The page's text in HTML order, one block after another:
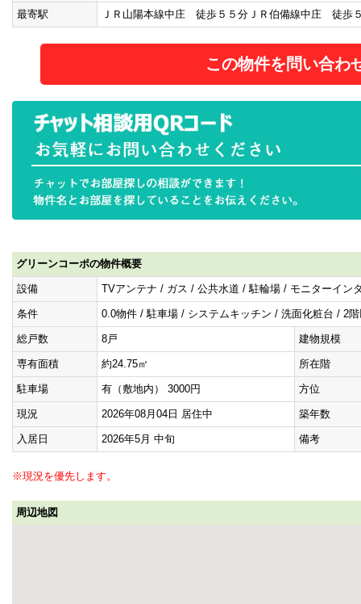
最寄駅 ＪＲ山陽本線中庄 徒歩５５分ＪＲ伯備線中庄 徒歩
この物件を問い合わ
グリーンコーポの物件概要
設備 TVアンテナ / ガス / 公共水道 / 駐輪場 / モニターイン
条件 0.0物件 / 駐車場 / システムキッチン / 洗面化粧台 / 2
総戸数 8戸 建物規模
専有面積 約24.75㎡ 所在階
駐車場 有（敷地内） 3000円 方位
現況 2026年08月04日 居住中 築年数
入居日 2026年5月 中旬 備考
※現況を優先します。
周辺地図